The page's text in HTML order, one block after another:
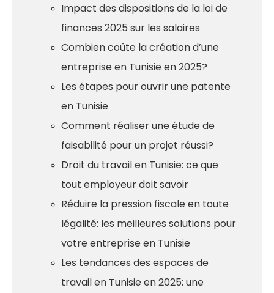
Impact des dispositions de la loi de
finances 2025 sur les salaires
Combien coûte la création d’une
entreprise en Tunisie en 2025?
Les étapes pour ouvrir une patente
en Tunisie
Comment réaliser une étude de
faisabilité pour un projet réussi?
Droit du travail en Tunisie: ce que
tout employeur doit savoir
Réduire la pression fiscale en toute
légalité: les meilleures solutions pour
votre entreprise en Tunisie
Les tendances des espaces de
travail en Tunisie en 2025: une